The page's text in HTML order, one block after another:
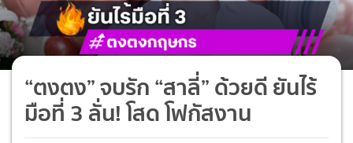
“ตงตง” จบรัก “สาลี่” ด้วยดี ยันไร้
มือที่ 3 ลั่น! โสด โฟกัสงาน